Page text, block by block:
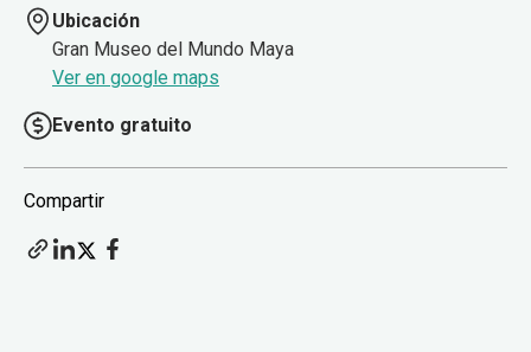
Ubicación
Gran Museo del Mundo Maya
Ver en google maps
Evento gratuito
Compartir